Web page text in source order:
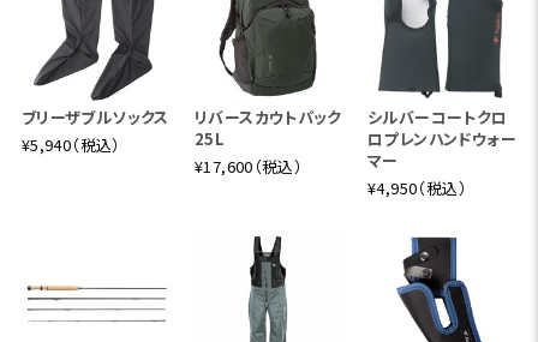
ブリーザブルソックス
¥5,940（税込）
リバースカウトパック
25L
¥17,600（税込）
シルバーコートクロ
ロプレンハンドウォー
マー
¥4,950（税込）